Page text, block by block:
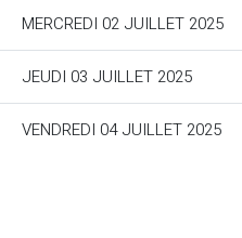
MERCREDI 02 JUILLET 2025
JEUDI 03 JUILLET 2025
VENDREDI 04 JUILLET 2025